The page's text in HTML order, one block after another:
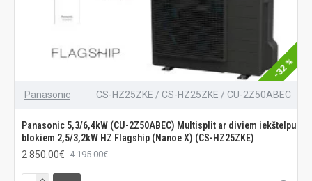
-32 %
Panasonic CS-HZ25ZKE / CS-HZ25ZKE / CU-2Z50ABEC
Panasonic 5,3/6,4kW (CU-2Z50ABEC) Multisplit ar diviem iekštelpu
blokiem 2,5/3,2kW HZ Flagship (Nanoe X) (CS-HZ25ZKE)
2 850.00€ 4 195.00€